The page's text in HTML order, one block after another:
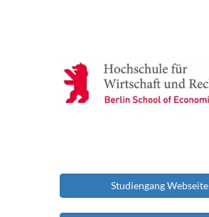
Studiengang Webseite